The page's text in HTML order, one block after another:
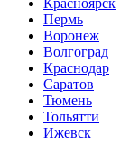
Красноярск
Пермь
Воронеж
Волгоград
Краснодар
Саратов
Тюмень
Тольятти
Ижевск